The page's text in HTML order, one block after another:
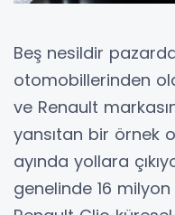
Beş nesildir
otomobillerinden
ve Renault
yansıtan bir örnek
ayında yollara
genelinde 16 milyon